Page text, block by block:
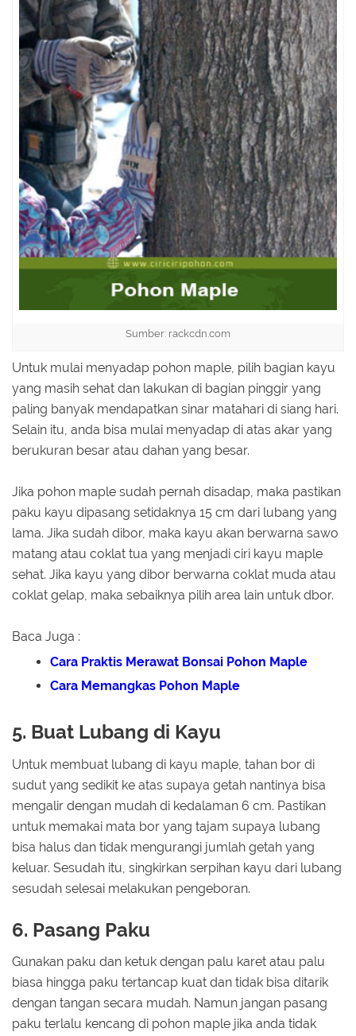
Sumber: rackcdn.com
Untuk mulai menyadap pohon maple, pilih bagian kayu
yang masih sehat dan lakukan di bagian pinggir yang
paling banyak mendapatkan sinar matahari di siang hari.
Selain itu, anda bisa mulai menyadap di atas akar yang
berukuran besar atau dahan yang besar.
Jika pohon maple sudah pernah disadap, maka pastikan
paku kayu dipasang setidaknya 15 cm dari lubang yang
lama. Jika sudah dibor, maka kayu akan berwarna sawo
matang atau coklat tua yang menjadi ciri kayu maple
sehat. Jika kayu yang dibor berwarna coklat muda atau
coklat gelap, maka sebaiknya pilih area lain untuk dbor.
Baca Juga :
Cara Praktis Merawat Bonsai Pohon Maple
Cara Memangkas Pohon Maple
5. Buat Lubang di Kayu
Untuk membuat lubang di kayu maple, tahan bor di
sudut yang sedikit ke atas supaya getah nantinya bisa
mengalir dengan mudah di kedalaman 6 cm. Pastikan
untuk memakai mata bor yang tajam supaya lubang
bisa halus dan tidak mengurangi jumlah getah yang
keluar. Sesudah itu, singkirkan serpihan kayu dari lubang
sesudah selesai melakukan pengeboran.
6. Pasang Paku
Gunakan paku dan ketuk dengan palu karet atau palu
biasa hingga paku tertancap kuat dan tidak bisa ditarik
dengan tangan secara mudah. Namun jangan pasang
paku terlalu kencang di pohon maple jika anda tidak